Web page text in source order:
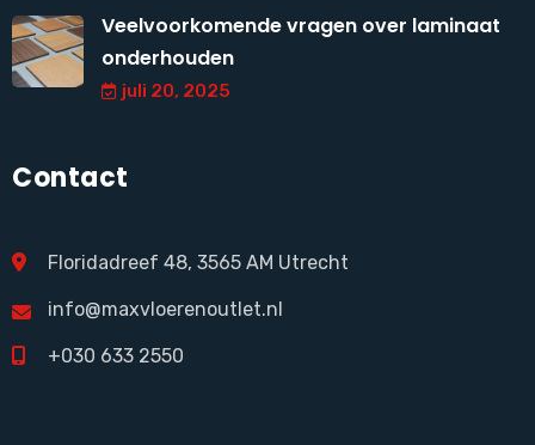
Veelvoorkomende vragen over laminaat
onderhouden
juli 20, 2025
Contact
Floridadreef 48, 3565 AM Utrecht
info@maxvloerenoutlet.nl
+030 633 2550